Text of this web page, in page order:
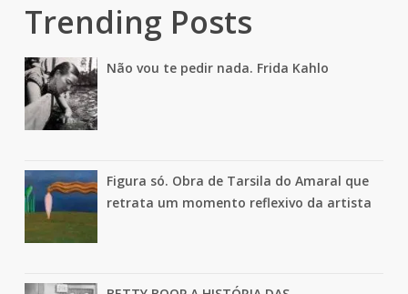
Trending Posts
Não vou te pedir nada. Frida Kahlo
Figura só. Obra de Tarsila do Amaral que
retrata um momento reflexivo da artista